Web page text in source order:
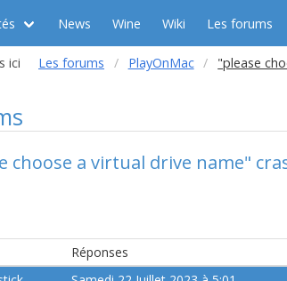
News Wine Wiki Les forums
ici Les forums PlayOnMac "please
choose a virtual drive name"
Réponses